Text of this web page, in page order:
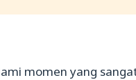
momen yang